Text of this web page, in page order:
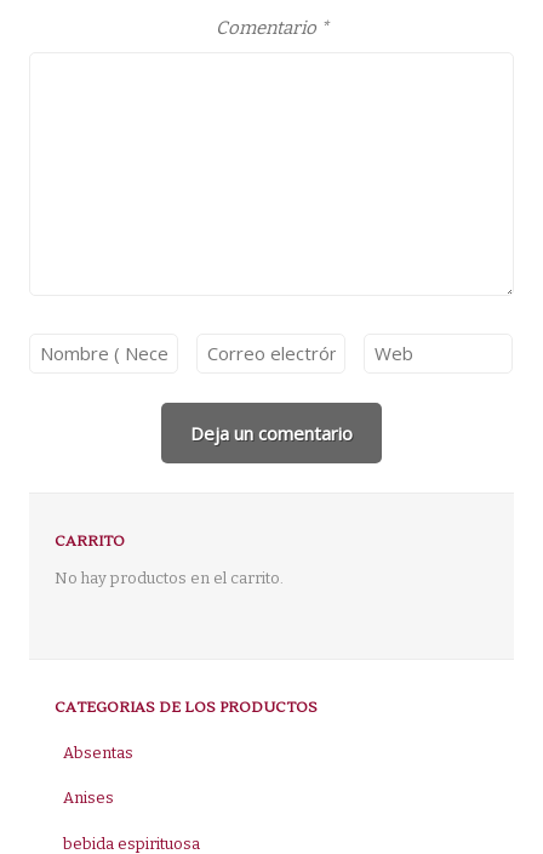
Comentario *
CARRITO
No hay productos en el carrito.
CATEGORIAS DE LOS PRODUCTOS
Absentas
Anises
bebida espirituosa